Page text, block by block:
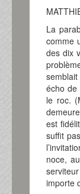
La
comme
des dix
écho de
le roc.
est
suffit
noce,
importe